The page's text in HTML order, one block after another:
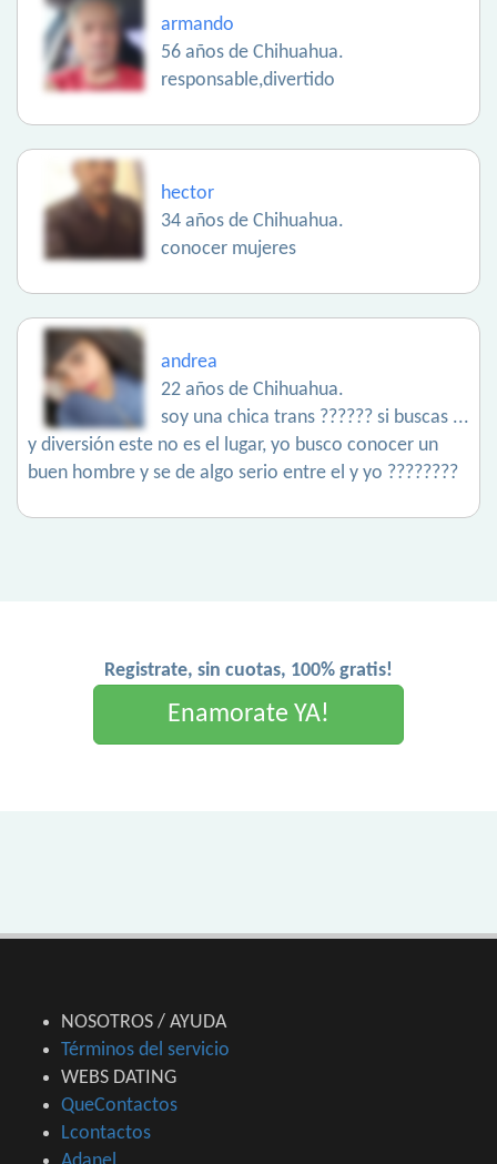
armando
56 años de Chihuahua.
responsable,divertido
hector
34 años de Chihuahua.
conocer mujeres
andrea
22 años de Chihuahua.
soy una chica trans ?????? si buscas ...
y diversión este no es el lugar, yo busco conocer un
buen hombre y se de algo serio entre el y yo ????????
Registrate, sin cuotas, 100% gratis!
Enamorate YA!
NOSOTROS / AYUDA
Términos del servicio
WEBS DATING
QueContactos
Lcontactos